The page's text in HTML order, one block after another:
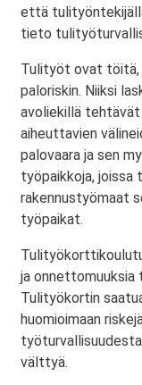
että
tieto
Tulityöt ovat töitä,
paloriskin. Niiksi
avoliekillä
aiheuttavien
palovaara ja sen
työpaikkoja, joissa
rakennustyömaat
työpaikat.
ja onnettomuuksia
Tulityökortin
huomioimaan
välttyä.